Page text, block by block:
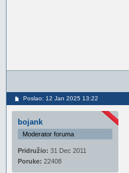
Poslao: 12 Jan 2025 13:22
bojank
Moderator foruma
Pridružio: 31 Dec 2011
Poruke: 22408